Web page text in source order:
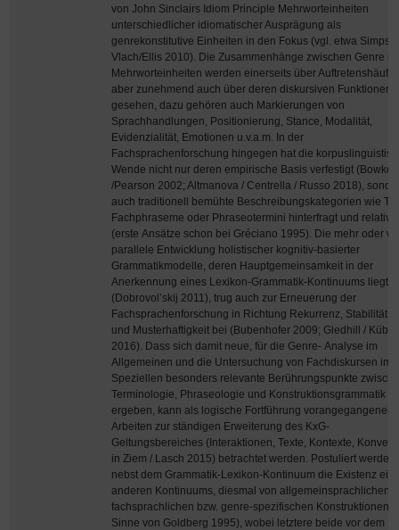
von John Sinclairs Idiom Principle Mehrworteinheiten
unterschiedlicher idiomatischer Ausprägung als
genrekonstitutive Einheiten in den Fokus (vgl. etwa
Vlach/Ellis 2010). Die Zusammenhänge zwischen Genre
Mehrworteinheiten werden einerseits über
aber zunehmend auch über deren diskursiven Funktionen
gesehen, dazu gehören auch Markierungen von
Sprachhandlungen, Positionierung, Stance, Modalität,
Evidenzialität, Emotionen u.v.a.m. In der
Fachsprachenforschung hingegen hat die
Wende nicht nur deren empirische Basis verfestigt (Bowker
/Pearson 2002; Altmanova / Centrella / Russo 2018),
auch traditionell bemühte Beschreibungskategorien wie
Fachphraseme oder Phraseotermini hinterfragt und
(erste Ansätze schon bei Gréciano 1995). Die mehr oder
parallele Entwicklung holistischer kognitiv-basierter
Grammatikmodelle, deren Hauptgemeinsamkeit in der
Anerkennung eines Lexikon-Grammatik-Kontinuums liegt
(Dobrovol’skij 2011), trug auch zur Erneuerung der
Fachsprachenforschung in Richtung Rekurrenz, Stabilität
und Musterhaftigkeit bei (Bubenhofer 2009; Gledhill /
2016). Dass sich damit neue, für die Genre- Analyse im
Allgemeinen und die Untersuchung von Fachdiskursen im
Speziellen besonders relevante Berührungspunkte
Terminologie, Phraseologie und Konstruktionsgrammatik
ergeben, kann als logische Fortführung vorangegangener
Arbeiten zur ständigen Erweiterung des KxG-
Geltungsbereiches (Interaktionen, Texte, Kontexte,
in Ziem / Lasch 2015) betrachtet werden. Postuliert werden
nebst dem Grammatik-Lexikon-Kontinuum die Existenz
anderen Kontinuums, diesmal von allgemeinsprachlichen
fachsprachlichen bzw. genre-spezifischen Konstruktionen
Sinne von Goldberg 1995), wobei letztere beide vor dem